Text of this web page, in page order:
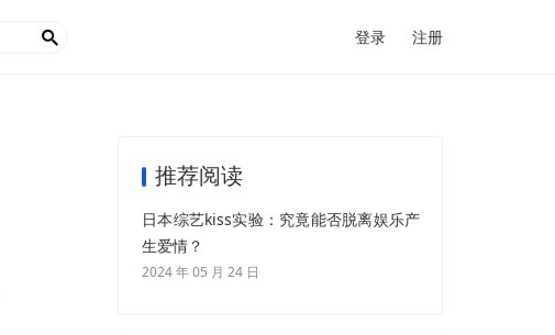
 登录 注册
推荐阅读
日本综艺kiss实验：究竟能否脱离娱乐产
生爱情？
2024 年 05 月 24 日